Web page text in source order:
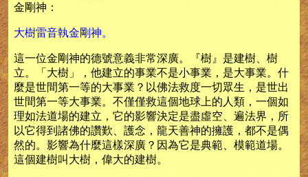
金剛神：
大樹雷音執金剛神。
這一位金剛神的德號意義非常深廣。『樹』是建樹、樹
立。「大樹」，他建立的事業不是小事業，是大事業。什
麼是世間第一等的大事業？以佛法救度一切眾生，是世出
世間第一等大事業。不僅僅救這個地球上的人類，一個如
理如法道場的建立，它的影響決定是盡虛空、遍法界，所
以它得到諸佛的讚歎、護念，龍天善神的擁護，都不是偶
然的。影響為什麼這樣深廣？因為它是典範、模範道場。
這個建樹叫大樹，偉大的建樹。